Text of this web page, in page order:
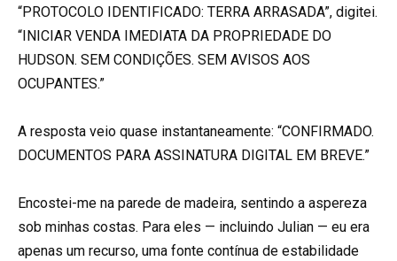
“PROTOCOLO IDENTIFICADO: TERRA ARRASADA”, digitei.
“INICIAR VENDA IMEDIATA DA PROPRIEDADE DO
HUDSON. SEM CONDIÇÕES. SEM AVISOS AOS
OCUPANTES.”
A resposta veio quase instantaneamente: “CONFIRMADO.
DOCUMENTOS PARA ASSINATURA DIGITAL EM BREVE.”
Encostei-me na parede de madeira, sentindo a aspereza
sob minhas costas. Para eles — incluindo Julian — eu era
apenas um recurso, uma fonte contínua de estabilidade